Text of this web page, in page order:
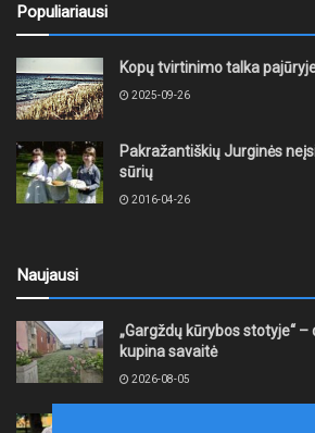
Populiariausi
Kopų tvirtinimo talka
2025-09-26
Pakražantiškių Jurginės
sūrių
2016-04-26
Naujausi
„Gargždų kūrybos stotyje“
kupina savaitė
2026-08-05